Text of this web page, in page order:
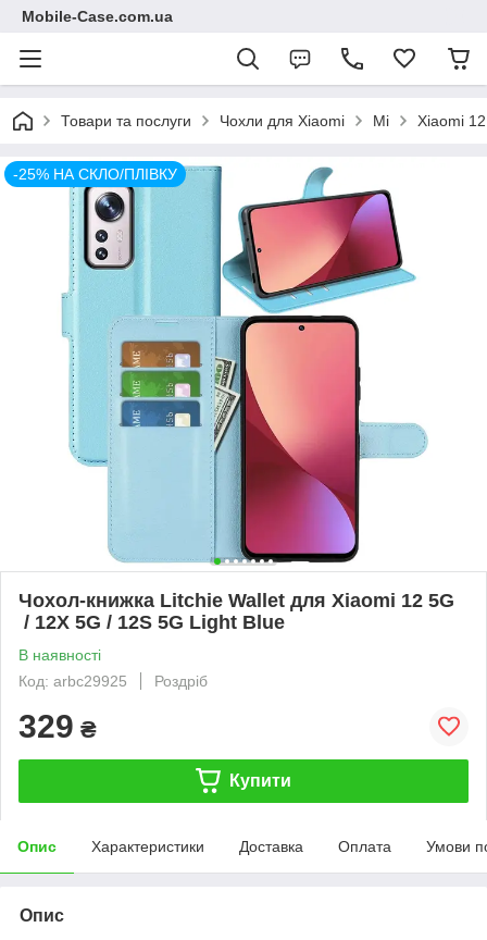
Mobile-Case.com.ua
Товари та послуги Чохли для Xiaomi Mi Xiaomi
-25% НА СКЛО/ПЛІВКУ
Чохол-книжка Litchie Wallet для Xiaomi 12 5G
/ 12X 5G / 12S 5G Light Blue
В наявності
Код: arbc29925
Роздріб
329 ₴
Купити
Опис Характеристики Доставка Оплата Умови
Опис